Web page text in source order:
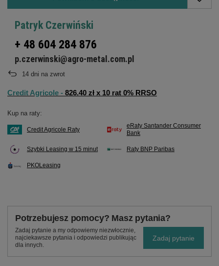
Patryk Czerwiński
+ 48 604 284 876
p.czerwinski@agro-metal.com.pl
14 dni na zwrot
Credit Agricole - 826.40 zł x 10 rat 0% RRSO
Kup na raty:
Credit Agricole Raty
eRaty Santander Consumer
Bank
Szybki Leasing w 15 minut Raty BNP Paribas
PKOLeasing
Potrzebujesz pomocy? Masz pytania?
Zadaj pytanie a my odpowiemy niezwłocznie,
najciekawsze pytania i odpowiedzi publikując
dla innych.
Zadaj pytanie